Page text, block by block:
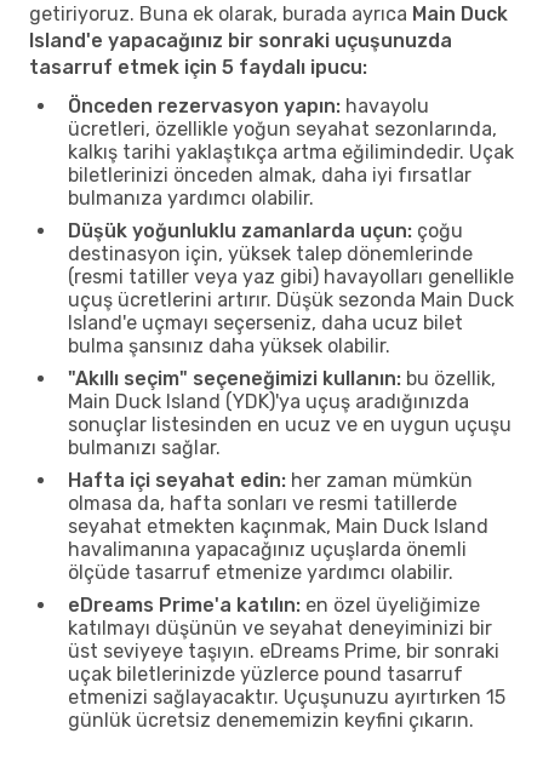
getiriyoruz. Buna ek olarak, burada ayrıca Main Duck
Island'e yapacağınız bir sonraki uçuşunuzda
tasarruf etmek için 5 faydalı ipucu:
Önceden rezervasyon yapın: havayolu
ücretleri, özellikle yoğun seyahat sezonlarında,
kalkış tarihi yaklaştıkça artma eğilimindedir. Uçak
biletlerinizi önceden almak, daha iyi fırsatlar
bulmanıza yardımcı olabilir.
Düşük yoğunluklu zamanlarda uçun: çoğu
destinasyon için, yüksek talep dönemlerinde
(resmi tatiller veya yaz gibi) havayolları genellikle
uçuş ücretlerini artırır. Düşük sezonda Main Duck
Island'e uçmayı seçerseniz, daha ucuz bilet
bulma şansınız daha yüksek olabilir.
"Akıllı seçim" seçeneğimizi kullanın: bu özellik,
Main Duck Island (YDK)'ya uçuş aradığınızda
sonuçlar listesinden en ucuz ve en uygun uçuşu
bulmanızı sağlar.
Hafta içi seyahat edin: her zaman mümkün
olmasa da, hafta sonları ve resmi tatillerde
seyahat etmekten kaçınmak, Main Duck Island
havalimanına yapacağınız uçuşlarda önemli
ölçüde tasarruf etmenize yardımcı olabilir.
eDreams Prime'a katılın: en özel üyeliğimize
katılmayı düşünün ve seyahat deneyiminizi bir
üst seviyeye taşıyın. eDreams Prime, bir sonraki
uçak biletlerinizde yüzlerce pound tasarruf
etmenizi sağlayacaktır. Uçuşunuzu ayırtırken 15
günlük ücretsiz denememizin keyfini çıkarın.